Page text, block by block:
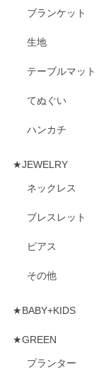
ブランケット
生地
テーブルマット
てぬぐい
ハンカチ
★JEWELRY
ネックレス
ブレスレット
ピアス
その他
★BABY+KIDS
★GREEN
プランター